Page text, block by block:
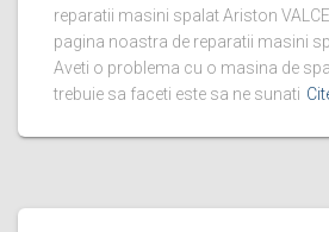
reparatii masini spalat Ariston
pagina noastra de reparatii masini
Aveti o problema cu o masina de
trebuie sa faceti este sa ne sunati